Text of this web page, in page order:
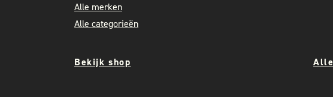
Alle merken
Alle categorieën
Bekijk shop